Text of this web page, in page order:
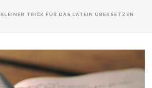
KLEINER TRICK FÜR DAS LATEIN ÜBERSETZEN